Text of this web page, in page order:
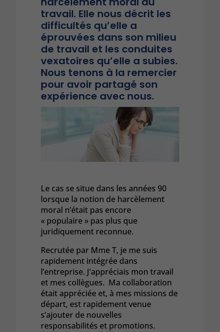
travail. Elle nous décrit les
difficultés qu’elle a
éprouvées dans son milieu
de travail et les conduites
vexatoires qu’elle a subies.
Nous tenons à la remercier
pour avoir partagé son
expérience avec nous.
Le cas se situe dans les années 90
lorsque la notion de harcèlement
moral n’était pas encore
« populaire » pas plus que
juridiquement reconnue.
Recrutée par Mme T, je me suis
rapidement intégrée dans
l’entreprise. J’appréciais mon travail
et mes collègues. Ma collaboration
était appréciée et, à mes missions de
départ, est rapidement venue
s’ajouter de nouvelles
responsabilités et promotions.